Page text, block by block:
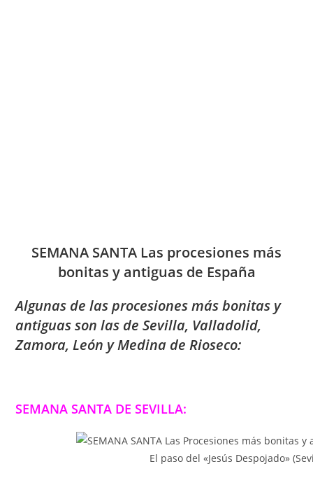
SEMANA SANTA Las procesiones más
bonitas y antiguas de España
Algunas de las procesiones más bonitas y
antiguas son las de Sevilla, Valladolid,
Zamora, León y Medina de Rioseco:
SEMANA SANTA DE SEVILLA:
El paso del «Jesús Despojado»